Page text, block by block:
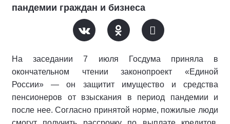
пандемии граждан и бизнеса
На заседании 7 июля Госдума приняла в
окончательном чтении законопроект «Единой
России» — он защитит имущество и средства
пенсионеров от взыскания в период пандемии и
после нее. Согласно принятой норме, пожилые люди